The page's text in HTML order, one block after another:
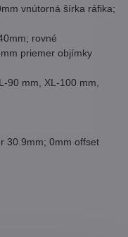
vnútorná šírka ráfika;
rovné
priemer objímky
90 mm, XL-100 mm,
30.9mm; 0mm offset